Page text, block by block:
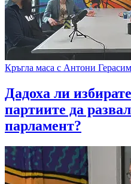
Кръгла маса с Антони
Дадоха ли
партиите да
парламент?